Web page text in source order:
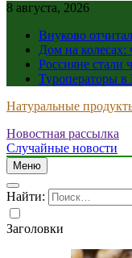
8 августа, 2026
Внуково
Дом на колесах:
Россияне стали
Туроператоры
Натуральные
Новостная рассылка
Случайные новости
Меню
Найти:
Заголовки